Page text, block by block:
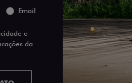
Email
e
da